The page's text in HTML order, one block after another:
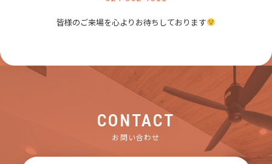
皆様のご来場を心よりお待ちしております
CONTACT
お問い合わせ